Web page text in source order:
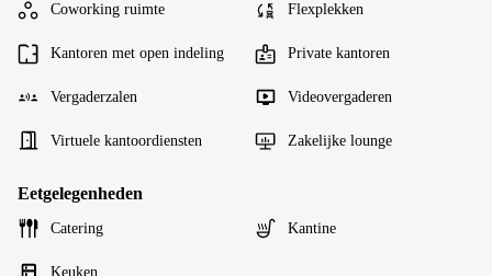
Coworking ruimte Flexplekken
Kantoren met open indeling Private kantoren
Vergaderzalen Videovergaderen
Virtuele kantoordiensten Zakelijke lounge
Eetgelegenheden
Catering Kantine
Keuken